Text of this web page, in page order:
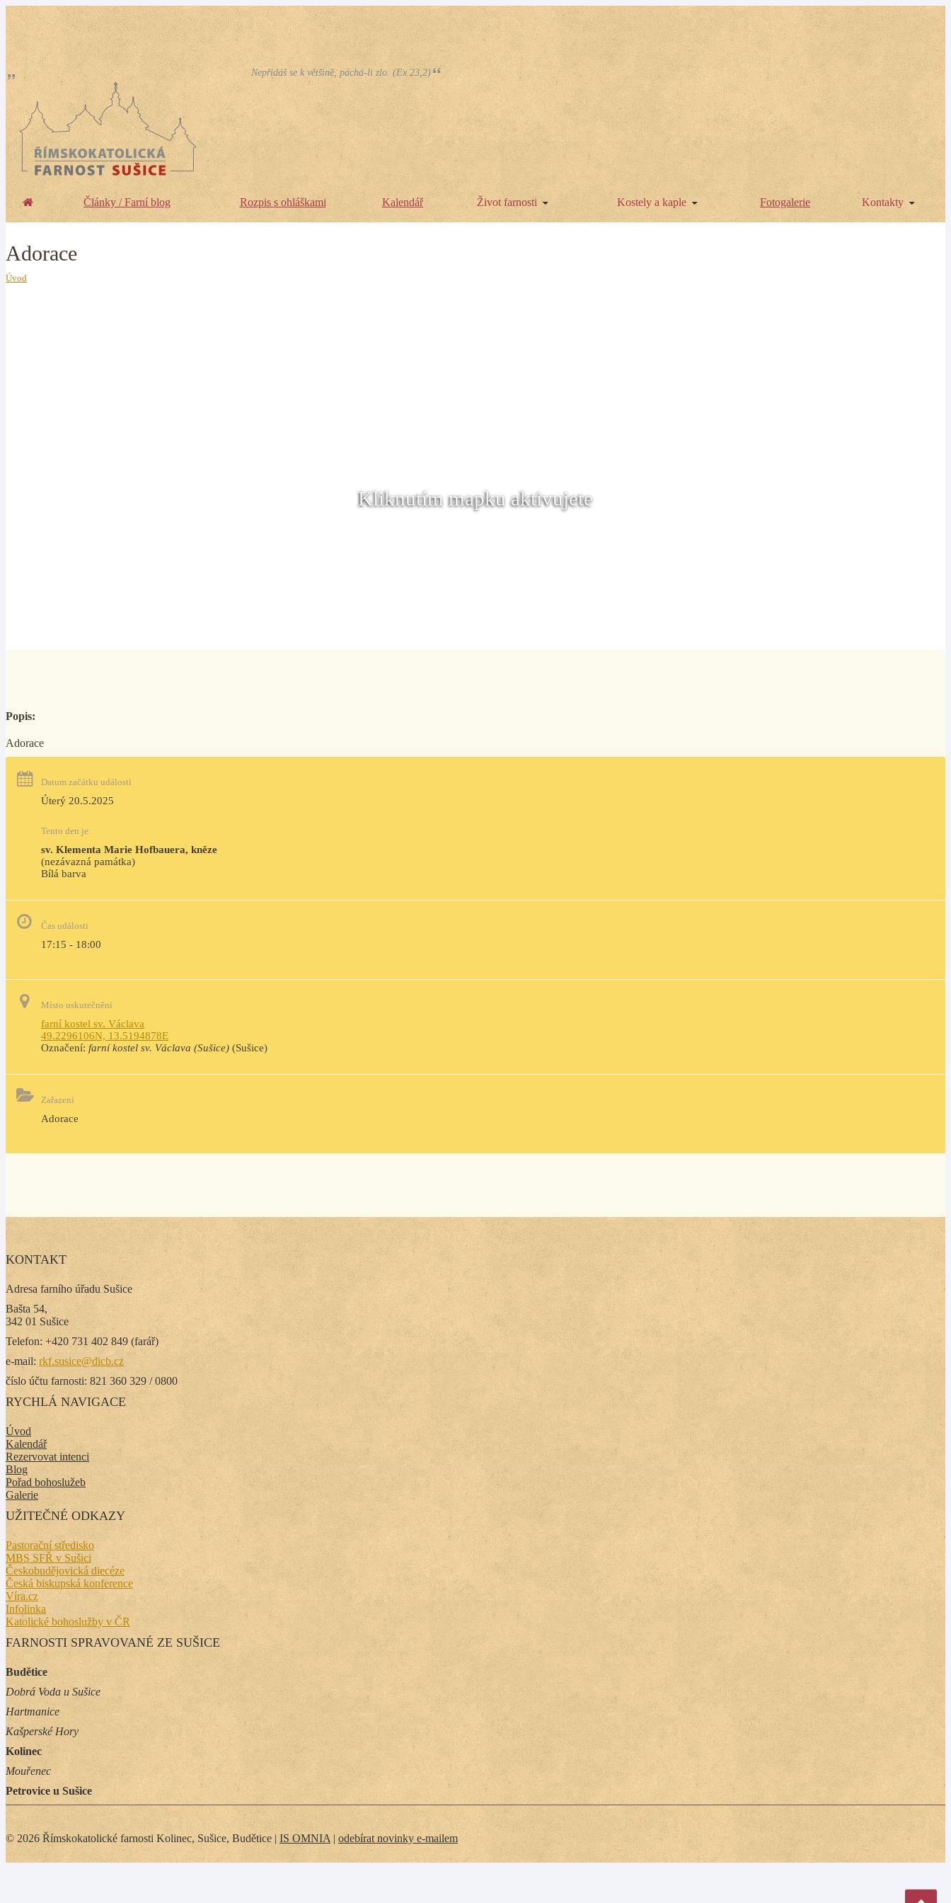
Nepřidáš se k většině, páchá-li zlo. (Ex 23,2)
Články / Farní blog Rozpis s ohláškami Kalendář Život farnosti Kostely a kaple Fotogalerie Kontakty
Adorace
Úvod
Kliknutím mapku aktivujete
Popis:
Adorace
Datum začátku události
Úterý 20.5.2025
Tento den je:
sv. Klementa Marie Hofbauera, kněze
(nezávazná památka)
Bílá barva
Čas události
17:15 - 18:00
Místo uskutečnění
farní kostel sv. Václava
49.2296106N, 13.5194878E
Označení: farní kostel sv. Václava (Sušice) (Sušice)
Zařazení
Adorace
KONTAKT
Adresa farního úřadu Sušice
Bašta 54,
342 01 Sušice
Telefon: +420 731 402 849 (farář)
e-mail: rkf.susice@dicb.cz
číslo účtu farnosti: 821 360 329 / 0800
RYCHLÁ NAVIGACE
Úvod
Kalendář
Rezervovat intenci
Blog
Pořad bohoslužeb
Galerie
UŽITEČNÉ ODKAZY
Pastorační středisko
MBS SFŘ v Sušici
Českobudějovická diecéze
Česká biskupská konference
Víra.cz
Infolinka
Katolické bohoslužby v ČR
FARNOSTI SPRAVOVANÉ ZE SUŠICE
Budětice
Dobrá Voda u Sušice
Hartmanice
Kašperské Hory
Kolinec
Mouřenec
Petrovice u Sušice
© 2026 Římskokatolické farnosti Kolinec, Sušice, Budětice | IS OMNIA | odebírat novinky e-mailem